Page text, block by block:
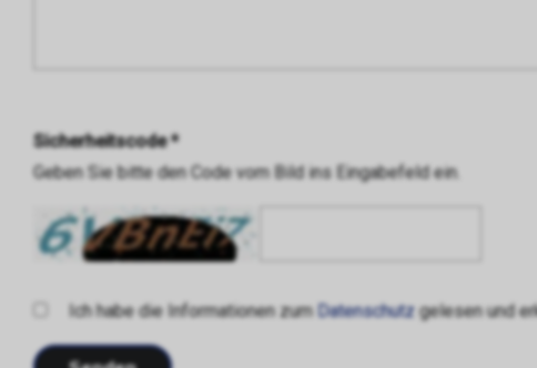
Sicherheitscode *
Geben Sie bitte den Code vom Bild ins Eingabefeld ein.
Ich habe die Informationen zum Datenschutzgelesen und